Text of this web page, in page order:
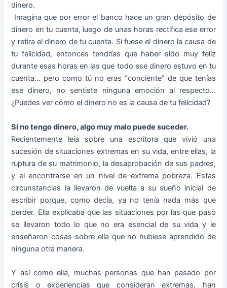
dinero.
­ Imagina que por error el banco hace un gran depósito de
dinero en tu cuenta, luego de unas horas rectifica ese error
y retira el dinero de tu cuenta. Si fuese el dinero la causa de
tu felicidad, entonces tendrías que haber sido muy feliz
durante esas horas en las que todo ese dinero estuvo en tu
cuenta… pero como tú no eras “conciente” de que tenías
ese dinero, no sentiste ninguna emoción al respecto…
¿Puedes ver cómo el dinero no es la causa de tu felicidad?
Si no tengo dinero, algo muy malo puede suceder.
Recientemente leía sobre una escritora que vivió una
sucesión de situaciones extremas en su vida, entre ellas, la
ruptura de su matrimonio, la desaprobación de sus padres,
y el encontrarse en un nivel de extrema pobreza. Estas
circunstancias la llevaron de vuelta a su sueño inicial de
escribir porque, como decía, ya no tenía nada más que
perder. Ella explicaba que las situaciones por las que pasó
se llevaron todo lo que no era esencial de su vida y le
enseñaron cosas sobre ella que no hubiese aprendido de
ninguna otra manera.
Y así como ella, muchas personas que han pasado por
crisis o experiencias que consideran extremas, han